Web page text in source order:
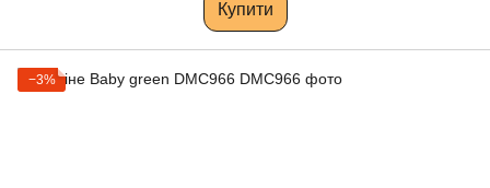
Купити
−3%